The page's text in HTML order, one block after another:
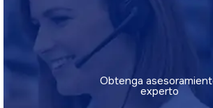
Obtenga
experto